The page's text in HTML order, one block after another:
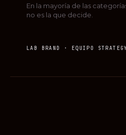
En la mayoría de las
no es la que decide.
LAB BRAND · EQUIPO STRATEGY